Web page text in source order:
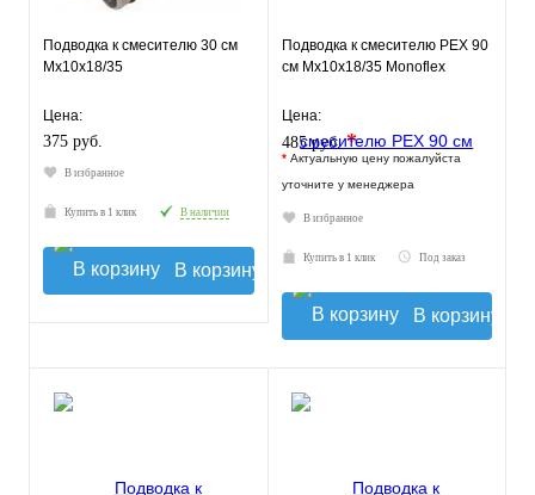
Подводка к смесителю 30 см
Мх10х18/35
Цена:
375 руб.
В избранное
Купить в 1 клик В наличии
В корзину
Подводка к смесителю РЕХ 90
см Мх10х18/35 Monoflex
Цена:
485 руб.*
* Актуальную цену пожалуйста
уточните у менеджера
В избранное
Купить в 1 клик Под заказ
В корзину